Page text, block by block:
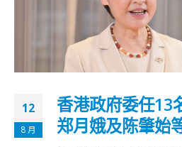
12
8 月
香港政府委任13
郑月娥及陈肇始